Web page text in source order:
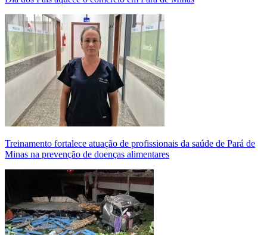
Treinamento fortalece atuação de profissionais da saúde de Pará de
Minas na prevenção de doenças alimentares